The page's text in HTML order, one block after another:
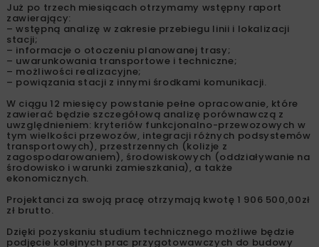
Już po trzech miesiącach otrzymamy wstępny raport
zawierający:
– wstępną analizę w zakresie przebiegu linii i lokalizacji
stacji;
– informacje o otoczeniu planowanej trasy;
– uwarunkowania transportowe i techniczne;
– możliwości realizacyjne;
– powiązania stacji z innymi środkami komunikacji.
W ciągu 12 miesięcy powstanie pełne opracowanie, które
zawierać będzie szczegółową analizę porównawczą z
uwzględnieniem: kryteriów funkcjonalno-przewozowych w
tym wielkości przewozów, integracji różnych podsystemów
transportowych), przestrzennych (kolizje z
zagospodarowaniem), środowiskowych (oddziaływanie na
środowisko i warunki zamieszkania), a także
ekonomicznych.
Projektanci za swoją pracę otrzymają kwotę 1 906 500,00zł
zł brutto.
Dzięki pozyskaniu studium technicznego możliwe będzie
podjęcie kolejnych prac przygotowawczych do budowy